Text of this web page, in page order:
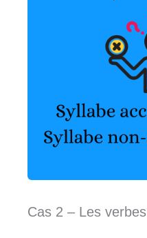
Cas 2 – Les